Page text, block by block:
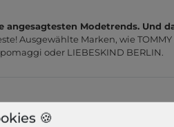
Modetrends. Und
Ausgewählte Marken, wie TOMMY
oder LIEBESKIND BERLIN.
🍪